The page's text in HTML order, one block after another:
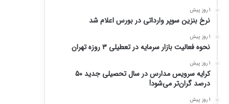
1 روز پیش
نرخ بنزین سوپر وارداتی در بورس اعلام شد
1 روز پیش
نحوه فعالیت بازار سرمایه در تعطیلی ۳ روزه تهران
1 روز پیش
کرایه سرویس مدارس در سال تحصیلی جدید ۵۰
درصد گران‌تر می‌شود!
1 روز پیش